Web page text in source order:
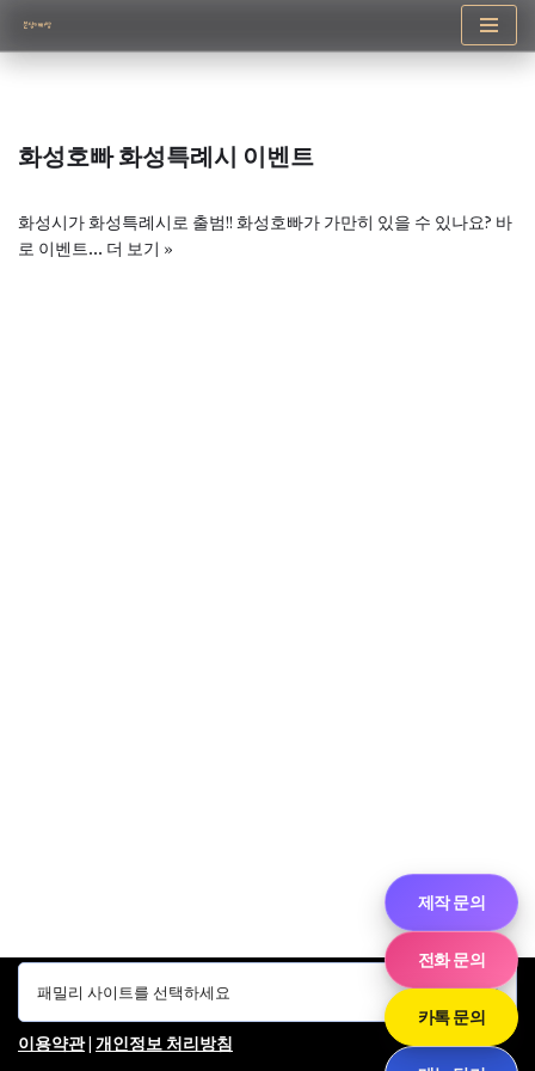
콘
로
건
뛰
기
화성호빠 화성특례시 이벤트
화성시가 화성특례시로 출범!! 화성호빠가 가만히 있을 수 있나요? 바
로 이벤트… 더 보기 »
이용약관| 개인정보 처리방침
제작 문의
전화 문의
카톡 문의